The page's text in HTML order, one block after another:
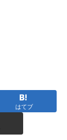
はてブ